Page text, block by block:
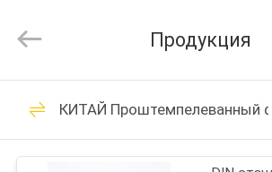
ДОМОЙ
ПРОДУКЦИЯ
TRADE
CO.,LTD.
Reserved.
Продукция
КИТАЙ Проштемпелеванный